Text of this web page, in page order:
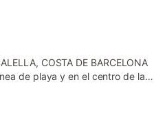
COSTA DE BARCELONA
de playa y en el centro de la